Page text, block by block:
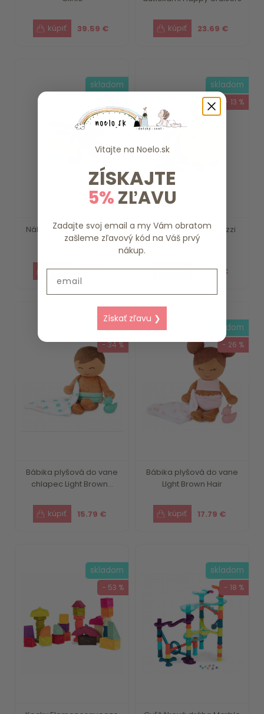
39.59 € 23.69 €
Nákladné auto Colossal
Cruiser
29.69 €
skladom
Skákajúci čmeliak Bizzi
27.69 €
skladom
- 13 %
Bábika plyšová do vane
chlapec Light Brown...
15.79 €
- 34 %
Bábika plyšová do vane
LIght Brown Hair
17.79 €
skladom
- 26 %
skladom
- 53 %
skladom
- 18 %
Vitajte na Noelo.sk
ZÍSKAJTE
5%ZĽAVU
Zadajte svoj email a my Vám obratom
zašleme zľavový kód na Váš prvý
nákup.
Získať zľavu ❯